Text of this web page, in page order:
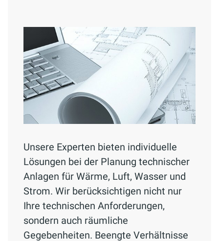
Unsere Experten bieten individuelle
Lösungen bei der Planung technischer
Anlagen für Wärme, Luft, Wasser und
Strom. Wir berücksichtigen nicht nur
Ihre technischen Anforderungen,
sondern auch räumliche
Gegebenheiten. Beengte Verhältnisse